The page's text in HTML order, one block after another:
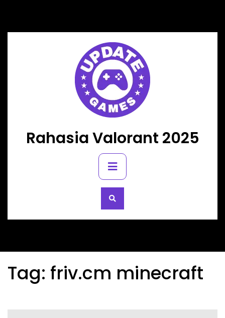
content
Rahasia Valorant 2025
Primary
Menu
Tag: friv.cm minecraft